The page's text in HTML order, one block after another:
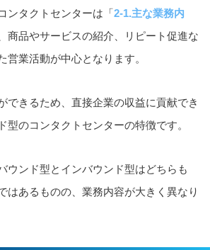
ンタクトセンターは「2-1.主な業務内
商品やサービスの紹介、リピート促進な
営業活動が中心となります。
できるため、直接企業の収益に貢献でき
型のコンタクトセンターの特徴です。
ウンド型とインバウンド型はどちらも
はあるものの、業務内容が大きく異なり